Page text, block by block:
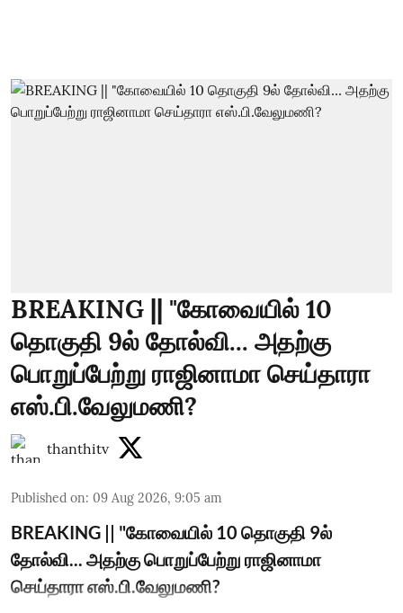
BREAKING || "கோவையில் 10
தொகுதி 9ல் தோல்வி... அதற்கு
பொறுப்பேற்று ராஜினாமா செய்தாரா
எஸ்.பி.வேலுமணி?
thanthitv
Published on: 09 Aug 2026, 9:05 am
BREAKING || "கோவையில் 10 தொகுதி 9ல்
தோல்வி... அதற்கு பொறுப்பேற்று ராஜினாமா
செய்தாரா எஸ்.பி.வேலுமணி?